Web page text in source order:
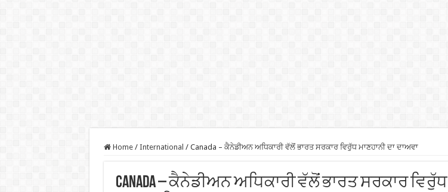
Home / International / Canada – ਕੈਨੇਡੀਅਨ ਅਧਿਕਾਰੀ ਵੱਲੋਂ ਭਾਰਤ ਸਰਕਾਰ ਵਿਰੁੱਧ ਮਾਣਹਾਨੀ ਦਾ ਦਾਅਵਾ
Canada – ਕੈਨੇਡੀਅਨ ਅਧਿਕਾਰੀ ਵੱਲੋਂ ਭਾਰਤ ਸਰਕਾਰ ਵਿਰੁੱਧ